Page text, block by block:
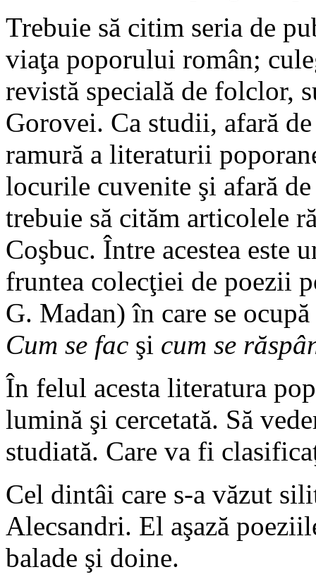
Trebuie să citim seria de
viaţa poporului român;
revistă specială de folclor,
Gorovei. Ca studii, afară
ramură a literaturii
locurile cuvenite şi afară
trebuie să cităm articolele
Coşbuc. Între acestea este
fruntea colecţiei de poezii
G. Madan) în care se
Cum se fac şi cum se
În felul acesta literatura
lumină şi cercetată. Să
studiată. Care va fi
Cel dintâi care s-a văzut
Alecsandri. El aşază
balade şi doine.